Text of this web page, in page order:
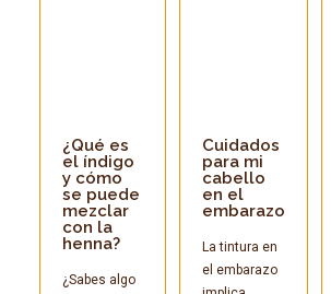
¿Qué es
el índigo
y cómo
se puede
mezclar
con la
henna?
¿Sabes algo
Cuidados
para mi
cabello
en el
embarazo
La tintura en
el embarazo